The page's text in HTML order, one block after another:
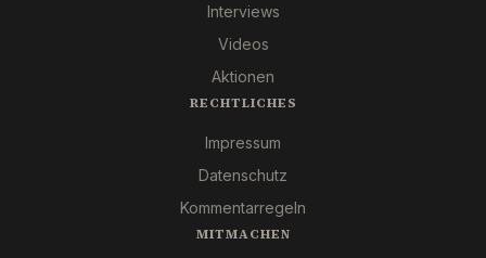
Interviews
Videos
Aktionen
RECHTLICHES
Impressum
Datenschutz
Kommentarregeln
MITMACHEN